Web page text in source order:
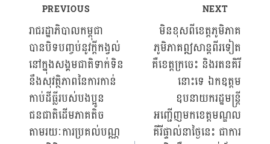
Post
navigation
PREVIOUS
រាជរដ្ឋាភិបាលកម្ពុជា
បានបិទបញ្ចប់នូវក្តីកង្វល់
នៅក្នុងសង្គមជាតិទាក់ទិន
នឹងសុវត្ថិភាពនៃការកាន់
កាប់ដីធ្លីរបស់បងប្អូន
ជនជាតិដើមភាគតិច
តាមរយៈការប្រគល់បណ្ណ
NEXT
មិនខុសពីខេត្តភូមិភាគ
ភូមិភាគឦសាន្ដពីរទៀត
គឺខេត្តក្រចេះ និងរតនគិរី
នោះទេ ឯកឧត្តម
ឧបនាយករដ្ឋមន្ត្រី
អញ្ជើញមកខេត្តមណ្ឌល
គីរីផ្ទាល់នាថ្ងៃនេះ ជាការ